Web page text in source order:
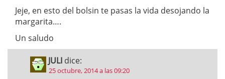
Jeje, en esto del bolsin te pasas la vida desojando la
margarita….
Un saludo
JULI dice:
25 octubre, 2014 a las 09:20